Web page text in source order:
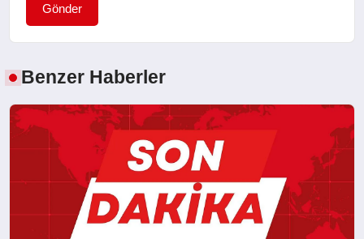
Gönder
Benzer Haberler